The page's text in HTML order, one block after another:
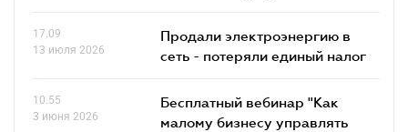
17.09
13 июля 2026
Продали электроэнергию в
сеть - потеряли единый налог
10.55
3 июня 2026
Бесплатный вебинар "Как
малому бизнесу управлять